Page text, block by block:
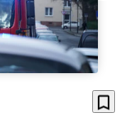
bookmark_border